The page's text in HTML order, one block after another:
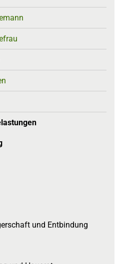
und Entbindung